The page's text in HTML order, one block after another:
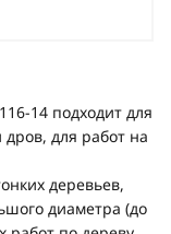
14 подходит для
для работ на
деревьев,
диаметра (до